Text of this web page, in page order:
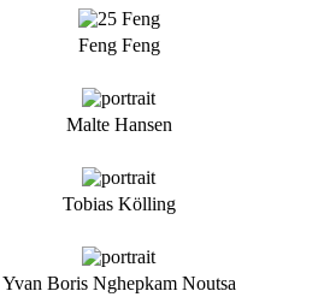
Feng Feng
Malte Hansen
Tobias Kölling
Yvan Boris Nghepkam Noutsa